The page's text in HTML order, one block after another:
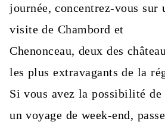
journée, concentrez-vous sur
visite de Chambord et
Chenonceau, deux des
les plus extravagants de la
Si vous avez la possibilité
un voyage de week-end,